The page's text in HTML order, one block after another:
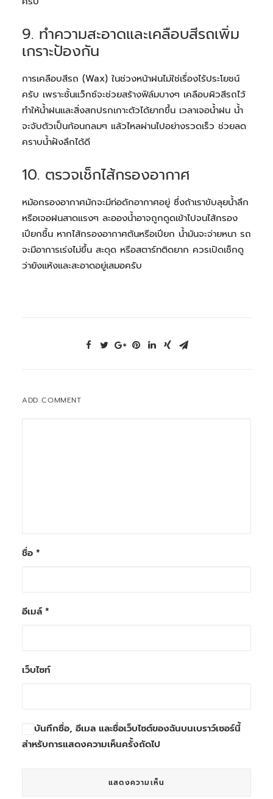
9. ทำความสะอาดและเคลือบสีรถเพิ่ม
เกราะป้องกัน
การเคลือบสีรถ (Wax) ในช่วงหน้าฝนไม่ใช่เรื่องไร้ประโยชน์
ครับ เพราะชั้นแว็กซ์จะช่วยสร้างฟิล์มบางๆ เคลือบผิวสีรถไว้
ทำให้น้ำฝนและสิ่งสกปรกเกาะตัวได้ยากขึ้น เวลาเจอน้ำฝน น้ำ
จะจับตัวเป็นก้อนกลมๆ แล้วไหลผ่านไปอย่างรวดเร็ว ช่วยลด
คราบน้ำฝังลึกได้ดี
10. ตรวจเช็กไส้กรองอากาศ
หม้อกรองอากาศมักจะมีท่อดักอากาศอยู่ ซึ่งถ้าเราขับลุยน้ำลึก
หรือเจอฝนสาดแรงๆ ละอองน้ำอาจถูกดูดเข้าไปจนไส้กรอง
เปียกชื้น หากไส้กรองอากาศตันหรือเปียก น้ำมันจะจ่ายหนา รถ
จะมีอาการเร่งไม่ขึ้น สะดุด หรือสตาร์ทติดยาก ควรเปิดเช็กดู
ว่ายังแห้งและสะอาดอยู่เสมอครับ
ADD COMMENT
ชื่อ *
อีเมล์ *
เว็บไซท์
บันทึกชื่อ, อีเมล และชื่อเว็บไซต์ของฉันบนเบราว์เซอร์นี้
สำหรับการแสดงความเห็นครั้งถัดไป